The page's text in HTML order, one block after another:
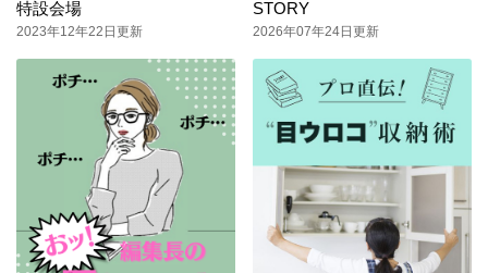
特設会場
2023年12年22日更新
STORY
2026年07年24日更新